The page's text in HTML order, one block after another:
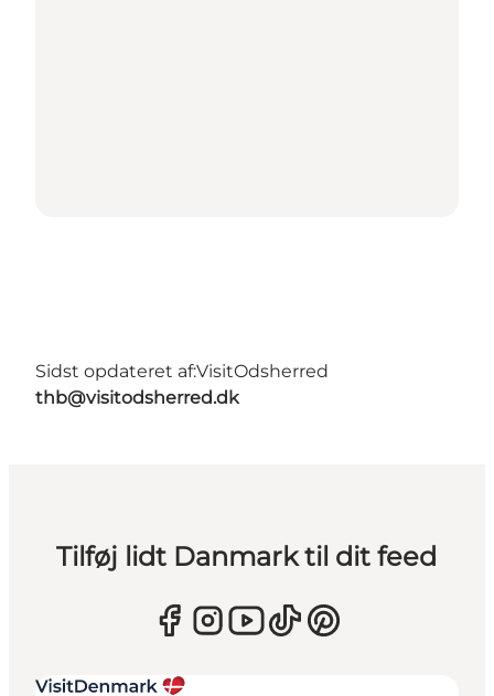
Sidst opdateret af:VisitOdsherred
thb@visitodsherred.dk
Tilføj lidt Danmark til dit feed